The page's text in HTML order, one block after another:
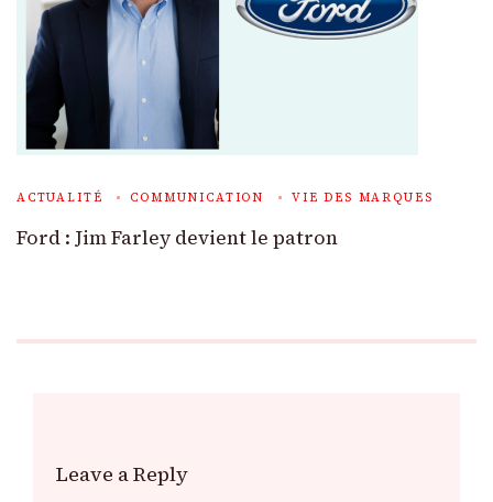
ACTUALITÉ COMMUNICATION VIE DES MARQUES
Ford : Jim Farley devient le patron
Leave a Reply